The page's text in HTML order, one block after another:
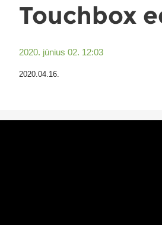
Touchbox
2020. június 02. 12:03
2020.04.16.